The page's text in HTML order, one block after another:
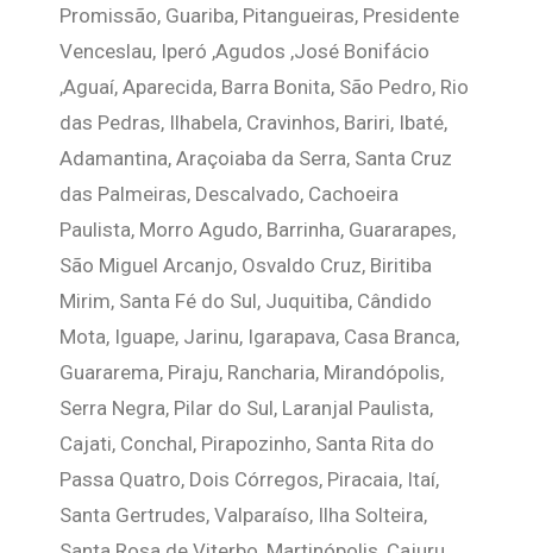
Promissão, Guariba, Pitangueiras, Presidente
Venceslau, Iperó ,Agudos ,José Bonifácio
,Aguaí, Aparecida, Barra Bonita, São Pedro, Rio
das Pedras, Ilhabela, Cravinhos, Bariri, Ibaté,
Adamantina, Araçoiaba da Serra, Santa Cruz
das Palmeiras, Descalvado, Cachoeira
Paulista, Morro Agudo, Barrinha, Guararapes,
São Miguel Arcanjo, Osvaldo Cruz, Biritiba
Mirim, Santa Fé do Sul, Juquitiba, Cândido
Mota, Iguape, Jarinu, Igarapava, Casa Branca,
Guararema, Piraju, Rancharia, Mirandópolis,
Serra Negra, Pilar do Sul, Laranjal Paulista,
Cajati, Conchal, Pirapozinho, Santa Rita do
Passa Quatro, Dois Córregos, Piracaia, Itaí,
Santa Gertrudes, Valparaíso, Ilha Solteira,